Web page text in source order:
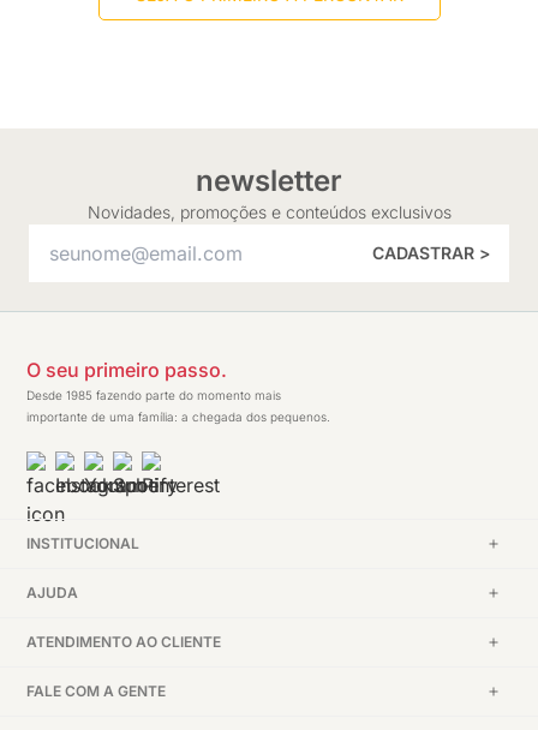
newsletter
Novidades, promoções e conteúdos exclusivos
CADASTRAR >
O seu primeiro passo.
Desde 1985 fazendo parte do momento mais
importante de uma família: a chegada dos pequenos.
INSTITUCIONAL
AJUDA
ATENDIMENTO AO CLIENTE
FALE COM A GENTE